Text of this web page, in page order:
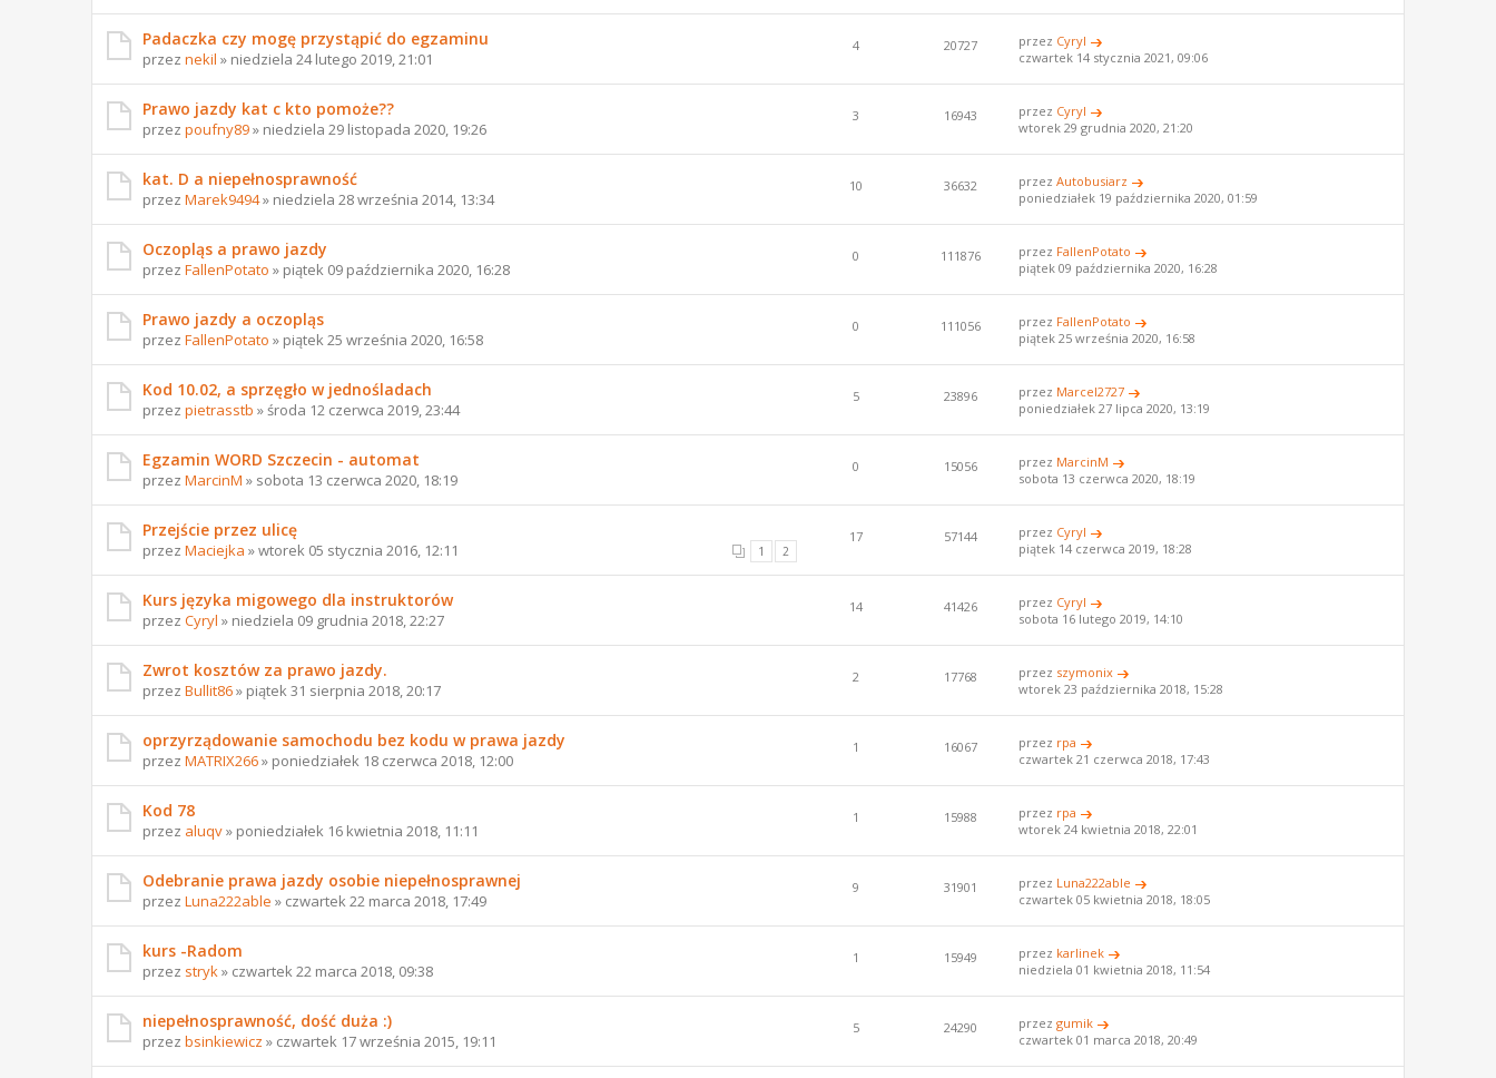
Padaczka czy mogę przystąpić do egzaminu
przez nekil » niedziela 24 lutego 2019, 21:01
4 20727 przez Cyryl
czwartek 14 stycznia 2021, 09:06
Prawo jazdy kat c kto pomoże??
przez poufny89» niedziela 29 listopada 2020, 19:26
3 16943 przez Cyryl
wtorek 29 grudnia 2020, 21:20
kat. D a niepełnosprawność
przez Marek9494» niedziela 28 września 2014, 13:34
10 36632 przezAutobusiarz
poniedziałek 19 października 2020, 01:59
Oczopląs a prawo jazdy
przez FallenPotato » piątek 09 października 2020, 16:28
0 111876 przez FallenPotato
piątek 09 października 2020, 16:28
Prawo jazdy a oczopląs
przez FallenPotato » piątek 25 września 2020, 16:58
0 111056 przez FallenPotato
piątek 25 września 2020, 16:58
Kod 10.02, a sprzęgło w jednośladach
przez pietrasstb » środa 12 czerwca 2019, 23:44
5 23896 przez Marcel2727
poniedziałek 27 lipca 2020, 13:19
Egzamin WORD Szczecin - automat
przez MarcinM » sobota 13 czerwca 2020, 18:19
0 15056 przez MarcinM
sobota 13 czerwca 2020, 18:19
Przejście przez ulicę
1 2
przez Maciejka » wtorek 05 stycznia 2016, 12:11
17 57144 przez Cyryl
piątek 14 czerwca 2019, 18:28
Kurs języka migowego dla instruktorów
przez Cyryl » niedziela 09 grudnia 2018, 22:27
14 41426 przez Cyryl
sobota 16 lutego 2019, 14:10
Zwrot kosztów za prawo jazdy.
przez Bullit86» piątek 31 sierpnia 2018, 20:17
2 17768 przez szymonix
wtorek 23 października 2018, 15:28
oprzyrządowanie samochodu bez kodu w prawa jazdy
przez MATRIX266» poniedziałek 18 czerwca 2018, 12:00
1 16067 przez rpa
czwartek 21 czerwca 2018, 17:43
Kod 78
przez aluqv» poniedziałek 16 kwietnia 2018, 11:11
1 15988 przez rpa
wtorek 24 kwietnia 2018, 22:01
Odebranie prawa jazdy osobie niepełnosprawnej
przez Luna222able » czwartek 22 marca 2018, 17:49
9 31901 przez Luna222able
czwartek 05 kwietnia 2018, 18:05
kurs -Radom
przez stryk » czwartek 22 marca 2018, 09:38
1 15949 przez karlinek
niedziela 01 kwietnia 2018, 11:54
niepełnosprawność, dość duża :)
przez bsinkiewicz » czwartek 17 września 2015, 19:11
5 24290 przezgumik
czwartek 01 marca 2018, 20:49